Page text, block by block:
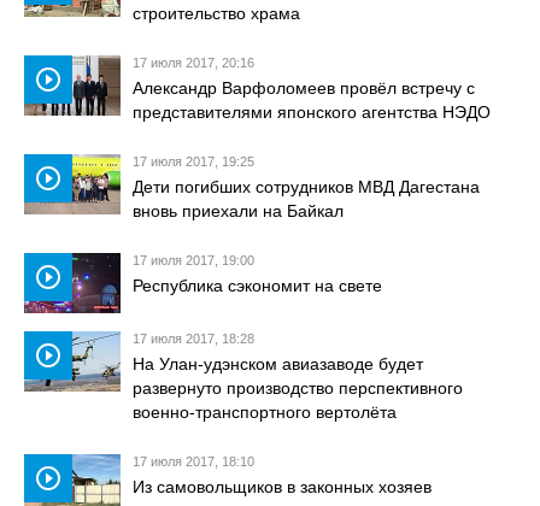
строительство храма
play_circle_outline
17 июля 2017, 20:16
Александр Варфоломеев провёл встречу с
представителями японского агентства НЭДО
play_circle_outline
17 июля 2017, 19:25
Дети погибших сотрудников МВД Дагестана
вновь приехали на Байкал
play_circle_outline
17 июля 2017, 19:00
Республика сэкономит на свете
play_circle_outline
17 июля 2017, 18:28
На Улан-удэнском авиазаводе будет
развернуто производство перспективного
военно-транспортного вертолёта
play_circle_outline
17 июля 2017, 18:10
Из самовольщиков в законных хозяев